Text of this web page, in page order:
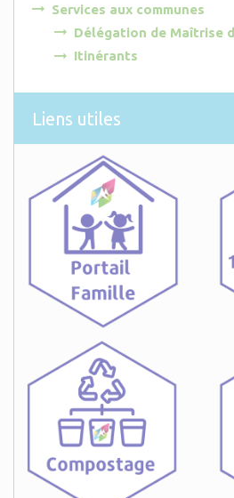
Services aux communes
Délégation de Maîtrise
Itinérants
Liens utiles